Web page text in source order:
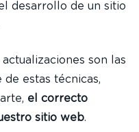
desarrollo de un sitio
son las
estas técnicas,
el correcto
sitio web.